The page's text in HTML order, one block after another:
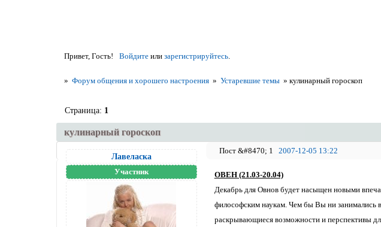
Привет, Гость! Войдитеили зарегистрируйтесь.
» Форум общения и хорошего настроения » Устаревшие темы »кулинарный гороскоп
кулинарный гороскоп
Страница: 1
1 2007-12-05 13:22
Лавеласка
Участник
ОВЕН (21.03-20.04)
Декабрь для Овнов будет насыщен новыми
философским наукам. Чем бы Вы ни занимались
раскрывающиеся возможности и перспективы